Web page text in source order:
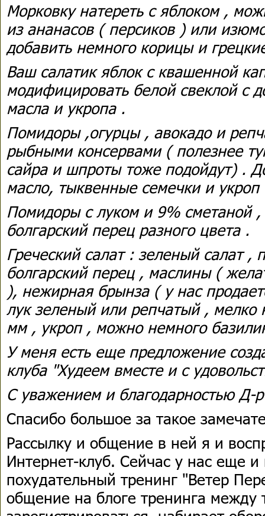
Морковку натереть с яблоком ,
из ананасов ( персиков ) или
добавить немного корицы и
Ваш салатик яблок с квашенной
модифицировать белой свеклой с
масла и укропа .
Помидоры ,огурцы , авокадо и
рыбными консервами ( полезнее
сайра и шпроты тоже подойдут) .
масло, тыквенные семечки и укроп
Помидоры с луком и 9% сметаной
болгарский перец разного цвета .
Греческий салат : зеленый салат ,
болгарский перец , маслины (
), нежирная брынза ( у нас
лук зеленый или репчатый , мелко
мм , укроп , можно немного
У меня есть еще предложение
клуба "Худеем вместе и с
С уважением и благодарностью Д-
Спасибо большое за такое
Рассылку и общение в ней я и
Интернет-клуб. Сейчас у нас еще и
похудательный тренинг "Ветер
общение на блоге тренинга между